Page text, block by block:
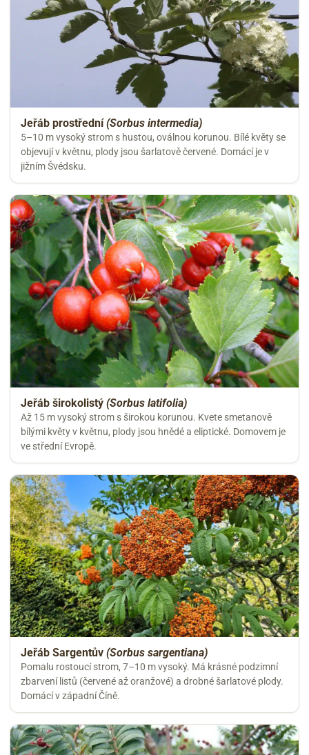
Jeřáb prostřední(Sorbus intermedia)
5–10 m vysoký strom s hustou, oválnou korunou. Bílé květy se
objevují v květnu, plody jsou šarlatově červené. Domácí je v
jižním Švédsku.
Jeřáb širokolistý (Sorbus latifolia)
Až 15 m vysoký strom s širokou korunou. Kvete smetanově
bílými květy v květnu, plody jsou hnědé a eliptické. Domovem je
ve střední Evropě.
Jeřáb Sargentův (Sorbus sargentiana)
Pomalu rostoucí strom, 7–10 m vysoký. Má krásné podzimní
zbarvení listů (červené až oranžové) a drobné šarlatové plody.
Domácí v západní Číně.